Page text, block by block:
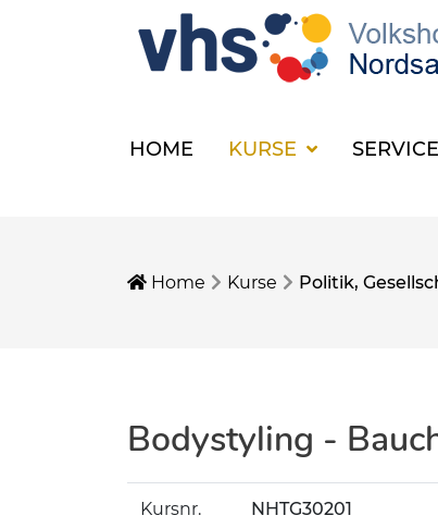
HOME KURSE SERVICE
Home Kurse Politik,
Bodystyling -
Kursnr. NHTG30201